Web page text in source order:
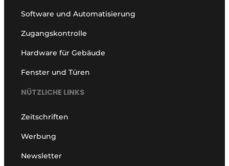
Software und Automatisierung
Zugangskontrolle
Hardware für Gebäude
Fenster und Türen
NÜTZLICHE LINKS
Zeitschriften
Werbung
Newsletter